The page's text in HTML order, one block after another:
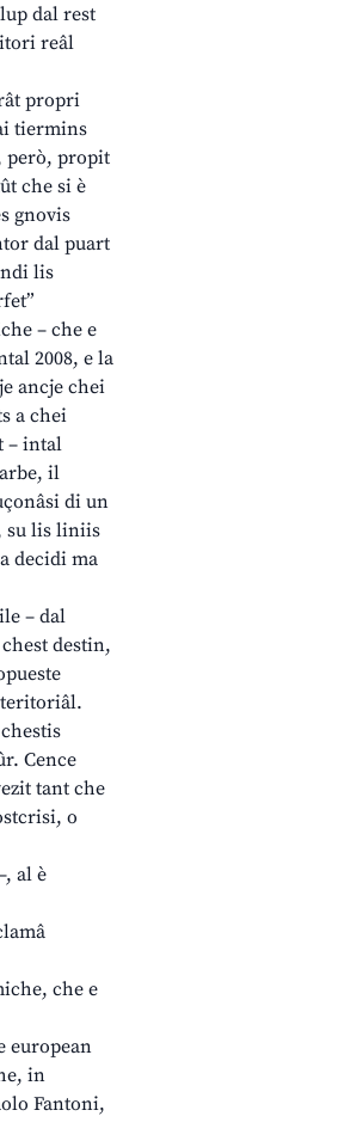
dal rest
reâl
propri
tiermins
però, propit
che si è
gnovis
dal puart
lis
– che e
2008, e la
ancje chei
a chei
– intal
il
di un
su lis liniis
decidi ma
– dal
destin,
teritoriâl.
Cence
tant che
o
al è
che e
european
in
Fantoni,